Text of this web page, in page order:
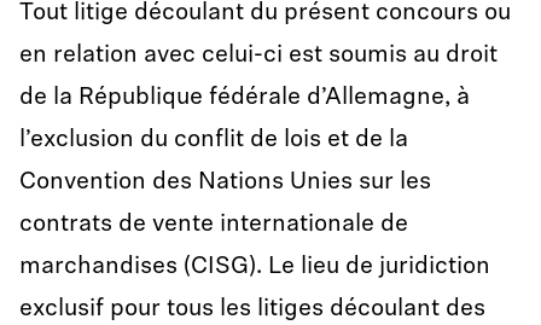
Tout litige découlant du présent concours ou
en relation avec celui-ci est soumis au droit
de la République fédérale d’Allemagne, à
l’exclusion du conflit de lois et de la
Convention des Nations Unies sur les
contrats de vente internationale de
marchandises (CISG). Le lieu de juridiction
exclusif pour tous les litiges découlant des